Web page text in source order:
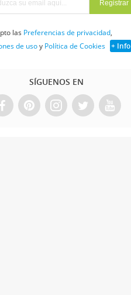
las Preferencias de privacidad,
de usoy Política de Cookies + Info
SÍGUENOS EN